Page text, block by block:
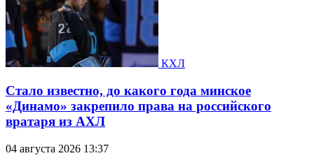
КХЛ
Стало известно, до какого года минское
«Динамо» закрепило права на российского
вратаря из АХЛ
04 августа 2026 13:37